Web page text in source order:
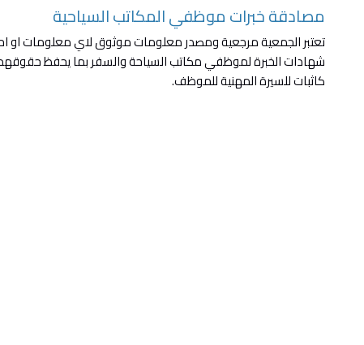
مصادقة خبرات موظفي المكاتب السياحية
تعتبر الجمعية مرجعية ومصدر معلومات موثوق لاي معلومات او
شهادات الخبرة لموظفي مكاتب السياحة والسفر بما يحفظ
كاثبات للسيرة المهنية للموظف.